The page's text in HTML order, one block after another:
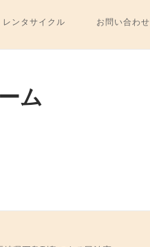
レンタサイクル お問い合わせ
ム